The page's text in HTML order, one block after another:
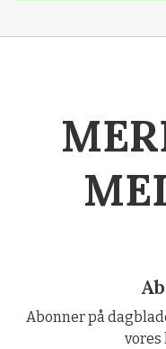
Abonner på
vores